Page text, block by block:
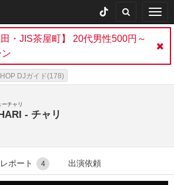
田・JIS茶屋町】 20代男性500円～
DJガイド(178)
グ・キャスティング(130)
ーチャリ
- チャリ
レポート 4 出演依頼